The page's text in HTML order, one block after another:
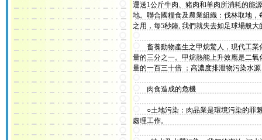
運送1公斤牛肉、豬肉和羊肉所消耗的能
地。聯合國糧食及農業組織：伐林取地
之用，每5秒鐘, 我們就失去如足球場般大
畜養動物產生之甲烷驚人，現代工業
量的三分之一。甲烷熱能上升效應是二
量的一百三十倍 ；高濃度排泄物污染水
肉食造成的危機
○土地污染：肉品業是環境污染的罪魁
處理工作。